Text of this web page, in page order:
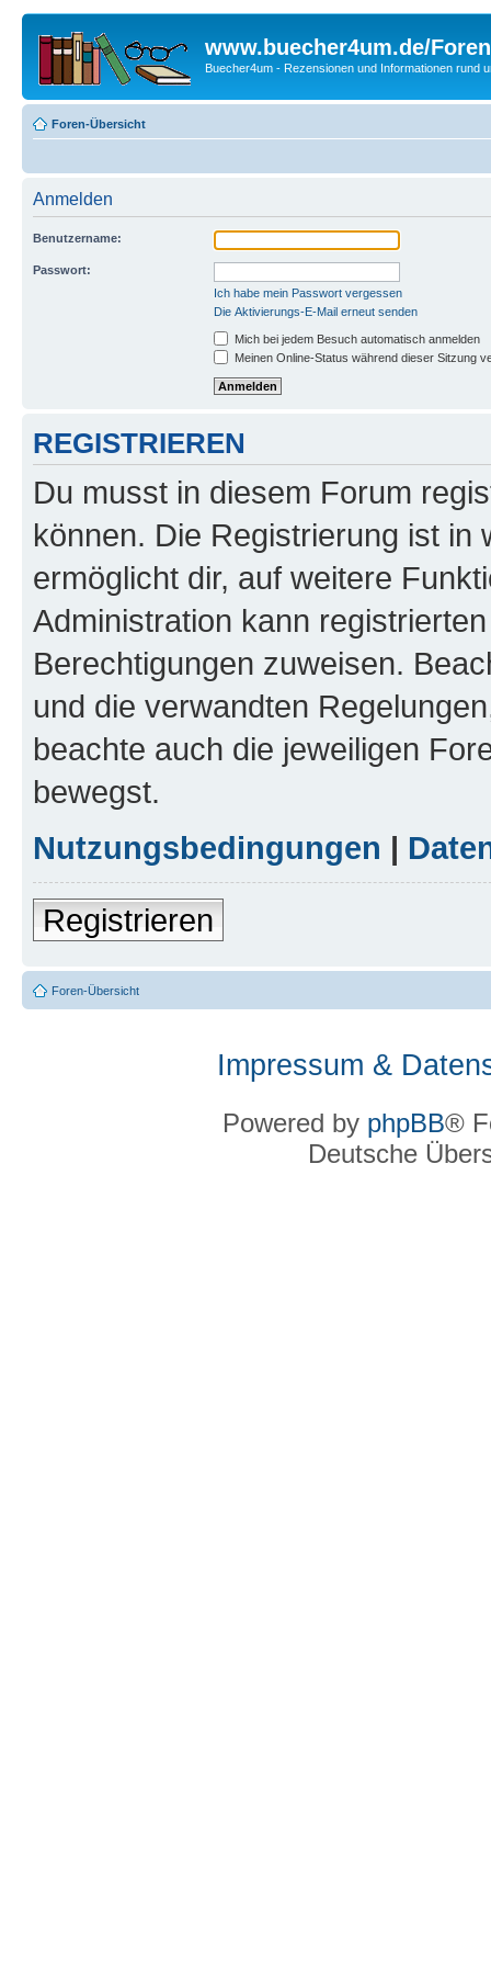
www.buecher4um.de/Foren
Buecher4um - Rezensionen und Informationen rund
Foren-Übersicht
Anmelden
Benutzername:
Passwort:
Ich habe mein Passwort vergessen
Die Aktivierungs-E-Mail erneut senden
Mich bei jedem Besuch automatisch anmelden
Meinen Online-Status während dieser Sitzung
REGISTRIEREN
Du musst in diesem Forum
können. Die Registrierung ist in
ermöglicht dir, auf weitere
Administration kann
Berechtigungen zuweisen.
und die verwandten
beachte auch die jeweiligen
bewegst.
Nutzungsbedingungen |
Registrieren
Foren-Übersicht
Impressum &
Powered by phpBB®
Deutsche